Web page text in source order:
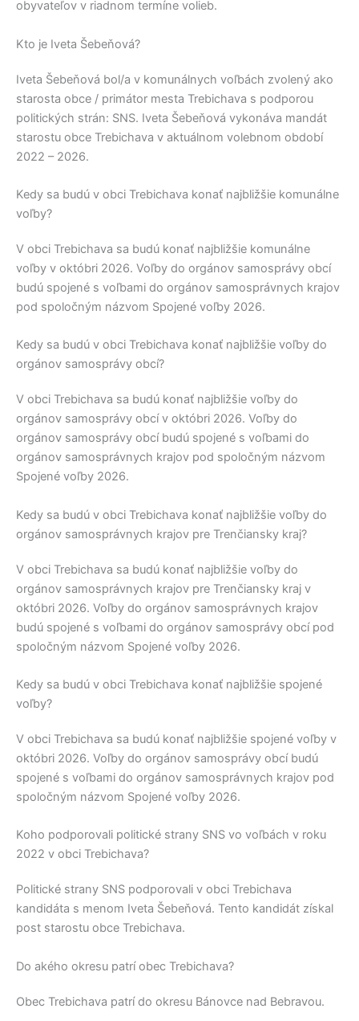
obyvateľov v riadnom termíne volieb.
Kto je Iveta Šebeňová?
Iveta Šebeňová bol/a v komunálnych voľbách zvolený ako
starosta obce / primátor mesta Trebichava s podporou
politických strán: SNS. Iveta Šebeňová vykonáva mandát
starostu obce Trebichava v aktuálnom volebnom období
2022 – 2026.
Kedy sa budú v obci Trebichava konať najbližšie komunálne
voľby?
V obci Trebichava sa budú konať najbližšie komunálne
voľby v októbri 2026. Voľby do orgánov samosprávy obcí
budú spojené s voľbami do orgánov samosprávnych krajov
pod spoločným názvom Spojené voľby 2026.
Kedy sa budú v obci Trebichava konať najbližšie voľby do
orgánov samosprávy obcí?
V obci Trebichava sa budú konať najbližšie voľby do
orgánov samosprávy obcí v októbri 2026. Voľby do
orgánov samosprávy obcí budú spojené s voľbami do
orgánov samosprávnych krajov pod spoločným názvom
Spojené voľby 2026.
Kedy sa budú v obci Trebichava konať najbližšie voľby do
orgánov samosprávnych krajov pre Trenčiansky kraj?
V obci Trebichava sa budú konať najbližšie voľby do
orgánov samosprávnych krajov pre Trenčiansky kraj v
októbri 2026. Voľby do orgánov samosprávnych krajov
budú spojené s voľbami do orgánov samosprávy obcí pod
spoločným názvom Spojené voľby 2026.
Kedy sa budú v obci Trebichava konať najbližšie spojené
voľby?
V obci Trebichava sa budú konať najbližšie spojené voľby v
októbri 2026. Voľby do orgánov samosprávy obcí budú
spojené s voľbami do orgánov samosprávnych krajov pod
spoločným názvom Spojené voľby 2026.
Koho podporovali politické strany SNS vo voľbách v roku
2022 v obci Trebichava?
Politické strany SNS podporovali v obci Trebichava
kandidáta s menom Iveta Šebeňová. Tento kandidát získal
post starostu obce Trebichava.
Do akého okresu patrí obec Trebichava?
Obec Trebichava patrí do okresu Bánovce nad Bebravou.